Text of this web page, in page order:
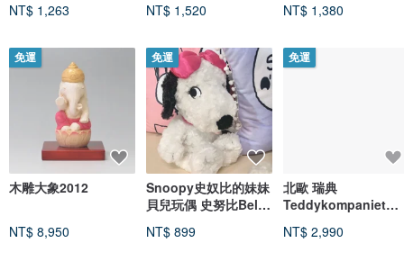
NT$ 1,263
免運
木雕大象2012
NT$ 8,950
NT$ 1,520
免運
Snoopy史奴比的妹妹
貝兒玩偶 史努比Belle
NT$ 899
NT$ 1,380
免運
北歐 瑞典
Teddykompaniet
NT$ 2,990